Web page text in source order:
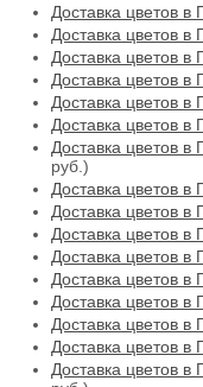
Доставка цветов в
Доставка цветов в
Доставка цветов
Доставка цветов
Доставка цветов в
Доставка цветов в
Доставка цветов в
руб.)
Доставка цветов в
Доставка цветов в
Доставка цветов в
Доставка цветов в
Доставка цветов в
Доставка цветов в
Доставка цветов в
Доставка цветов в
Доставка цветов